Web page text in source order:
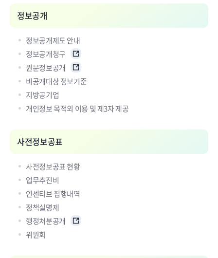
정보공개
정보공개제도 안내
정보공개청구
원문정보공개
비공개대상 정보기준
지방공기업
개인정보 목적외 이용 및 제3자 제공
사전정보공표
사전정보공표 현황
업무추진비
인센티브 집행내역
정책실명제
행정처분공개
위원회